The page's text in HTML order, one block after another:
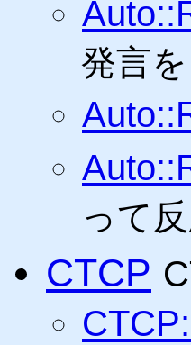
発言を
って
CTCP